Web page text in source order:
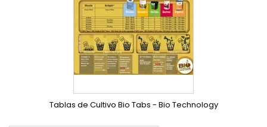
Tablas de Cultivo Bio Tabs - Bio Technology